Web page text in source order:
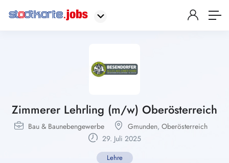
Zimmerer Lehrling (m/w) Oberösterreich
Bau & Baunebengewerbe Gmunden, Oberösterreich
29. Juli 2025
Lehre